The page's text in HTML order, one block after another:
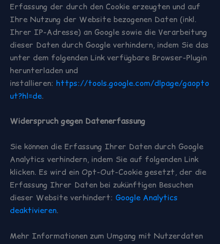
Erfassung der durch den Cookie erzeugten und auf
Ihre Nutzung der Website bezogenen Daten (inkl.
Ihrer IP-Adresse) an Google sowie die Verarbeitung
dieser Daten durch Google verhindern, indem Sie das
unter dem folgenden Link verfügbare Browser-Plugin
herunterladen und
installieren: https://tools.google.com/dlpage/gaopto
ut?hl=de.
Widerspruch gegen Datenerfassung
Sie können die Erfassung Ihrer Daten durch Google
Analytics verhindern, indem Sie auf folgenden Link
klicken. Es wird ein Opt-Out-Cookie gesetzt, der die
Erfassung Ihrer Daten bei zukünftigen Besuchen
dieser Website verhindert: Google Analytics
deaktivieren.
Mehr Informationen zum Umgang mit Nutzerdaten